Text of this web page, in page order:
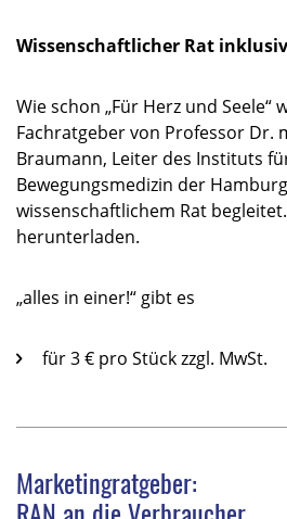
Wissenschaftlicher Rat
Wie schon „Für Herz und Seele“
Fachratgeber von Professor Dr.
Braumann, Leiter des Instituts
Bewegungsmedizin der
wissenschaftlichem Rat
herunterladen.
„alles in einer!“ gibt es
für 3 € pro Stück zzgl. MwSt.
Marketingratgeber: